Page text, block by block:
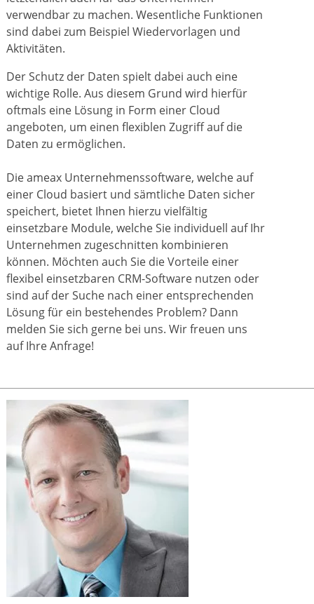
verwendbar zu machen. Wesentliche Funktionen
sind dabei zum Beispiel Wiedervorlagen und
Aktivitäten.
Der Schutz der Daten spielt dabei auch eine
wichtige Rolle. Aus diesem Grund wird hierfür
oftmals eine Lösung in Form einer Cloud
angeboten, um einen flexiblen Zugriff auf die
Daten zu ermöglichen.
Die ameax Unternehmenssoftware, welche auf
einer Cloud basiert und sämtliche Daten sicher
speichert, bietet Ihnen hierzu vielfältig
einsetzbare Module, welche Sie individuell auf Ihr
Unternehmen zugeschnitten kombinieren
können. Möchten auch Sie die Vorteile einer
flexibel einsetzbaren CRM-Software nutzen oder
sind auf der Suche nach einer entsprechenden
Lösung für ein bestehendes Problem? Dann
melden Sie sich gerne bei uns. Wir freuen uns
auf Ihre Anfrage!